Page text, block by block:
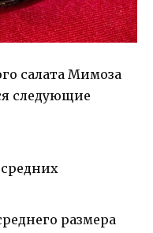
салата Мимоза
следующие
размера